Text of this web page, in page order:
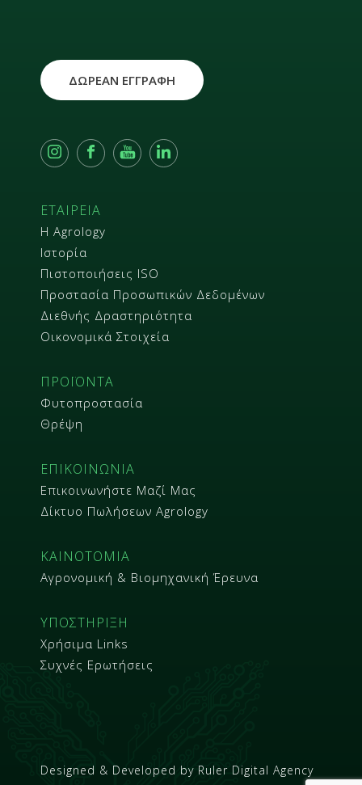
ΕΤΑΙΡΕΙΑ
Η Agrology
Ιστορία
Πιστοποιήσεις ISO
Προστασία Προσωπικών Δεδομένων
Διεθνής Δραστηριότητα
Οικονομικά Στοιχεία
ΠΡΟΪΟΝΤΑ
Φυτοπροστασία
Θρέψη
ΕΠΙΚΟΙΝΩΝΙΑ
Επικοινωνήστε Μαζί Μας
Δίκτυο Πωλήσεων Agrology
ΚΑΙΝΟΤΟΜΙΑ
Αγρονομική & Βιομηχανική Έρευνα
ΥΠΟΣΤΗΡΙΞΗ
Χρήσιμα Links
Συχνές Ερωτήσεις
ΔΩΡΕΑΝ ΕΓΓΡΑΦΗ
Designed & Developed by Ruler Digital Agency